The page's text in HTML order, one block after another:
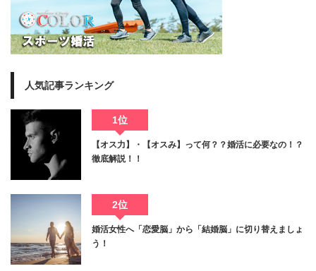
人気記事ランキング
1位
【オス力】・【オスみ】って何？？婚活に必要なの！？
徹底解説！！
2位
婚活女性へ「恋愛脳」から「結婚脳」に切り替えましょ
う！